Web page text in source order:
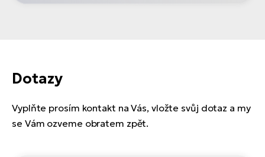
Dotazy
Vyplňte prosím kontakt na Vás, vložte svůj dotaz a my
se Vám ozveme obratem zpět.